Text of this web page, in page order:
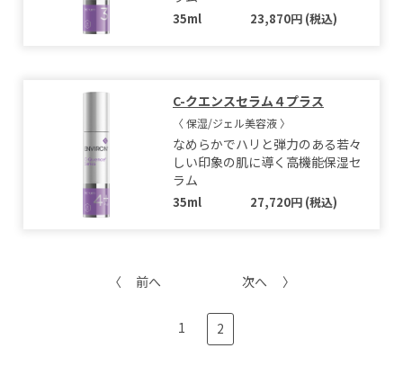
35ml 23,870円 (税込)
C-クエンスセラム４プラス
〈 保湿/ジェル美容液 〉
なめらかでハリと弾力のある若々
しい印象の肌に導く高機能保湿セ
ラム
35ml 27,720円 (税込)
前へ
1 2
次へ